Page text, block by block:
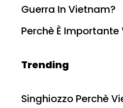
Guerra In Vietnam?
Perchè È Importante
Trending
Singhiozzo Perchè